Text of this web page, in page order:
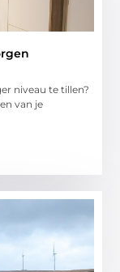
niveau te tillen?
van je